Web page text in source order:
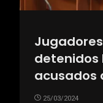
detenidos
acusados
25/03/2024